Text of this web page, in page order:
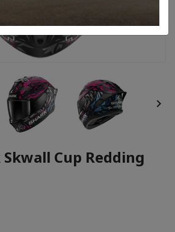

Skwall Cup Redding